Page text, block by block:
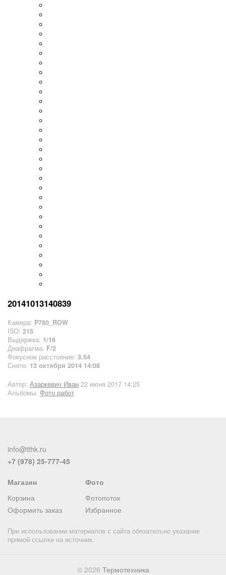
20141013140839
Камера: P780_ROW
ISO: 215
Выдержка: 1/16
Диафрагма: F/2
Фокусное расстояние: 3.54
Снято: 13 октября 2014 14:08
Автор: Азаркевич Иван 22 июня 2017 14:25
Альбомы: Фото работ
info@tthk.ru
+7 (978) 25-777-45
Магазин
Корзина
Оформить заказ
Фото
Фотопоток
Избранное
При использовании материалов с сайта обязательно указание
прямой ссылки на источник.
© 2026 Термотехника